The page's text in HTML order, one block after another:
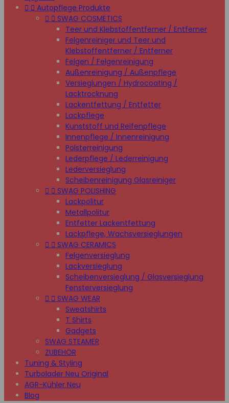
  Autopflege Produkte
  SWAG COSMETICS
Teer und Klebstoffentferner / Entferner
Felgenreiniger und Teer und
Klebstoffentferner / Entferner
Felgen / Felgenreinigung
Außenreinigung / Außenpflege
Versieglungen / Hydrocoating /
Lacktrocknung
Lackentfettung / Entfetter
Lackpflege
Kunststoff und Reifenpflege
Innenpflege / Innenreinigung
Polsterreinigung
Lederpflege / Lederreinigung
Lederversieglung
Scheibenreinigung Glasreiniger
  SWAG POLISHING
Lackpolitur
Metallpolitur
Entfetter Lackentfettung
Lackpflege, Wachsversieglungen
  SWAG CERAMICS
Felgenversieglung
Lackversieglung
Scheibenversieglung / Glasversieglung
Fensterversieglung
  SWAG WEAR
Sweatshirts
T Shirts
Gadgets
SWAG STEAMER
ZUBEHÖR
Tuning & Styling
Turbolader Neu Original
AGR-Kühler Neu
Blog